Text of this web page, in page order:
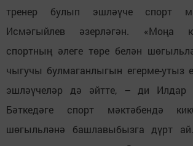
тренер булып эшләүче спорт
Исмәгыйлев әзерләгән. «Моңа
спортның әлеге төре белән
чыгучы булмаганлыгын егерме-утыз
эшләүчеләр дә әйтте, – ди Илдар
Бәткедәге спорт мәктәбендә
шөгыльләнә башлавыбызга дүрт